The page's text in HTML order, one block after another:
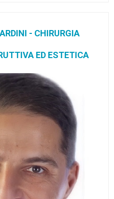
- CHIRURGIA
ED ESTETICA